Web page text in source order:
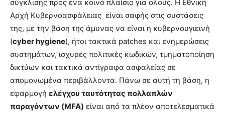
σύγκλισης προς ένα κοινό πλαίσιο για όλους. Η Εθνική
Αρχή Κυβερνοασφάλειας είναι σαφής στις συστάσεις
της, με την βάση της άμυνας να είναι η κυβερνουγιεινή
(cyber hygiene), ήτοι τακτικά patches και ενημερώσεις
συστημάτων, ισχυρές πολιτικές κωδικών, τμηματοποίηση
δικτύων και τακτικά αντίγραφα ασφαλείας σε
απομονωμένα περιβάλλοντα. Πάνω σε αυτή τη βάση, η
εφαρμογή ελέγχου ταυτότητας πολλαπλών
παραγόντων (MFA) είναι από τα πλέον αποτελεσματικά